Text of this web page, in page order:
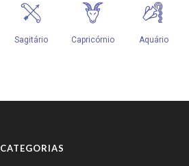
CATEGORIAS